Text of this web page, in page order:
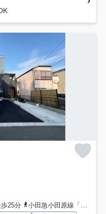
25分
小田急小田原線「座間」駅 徒歩23分